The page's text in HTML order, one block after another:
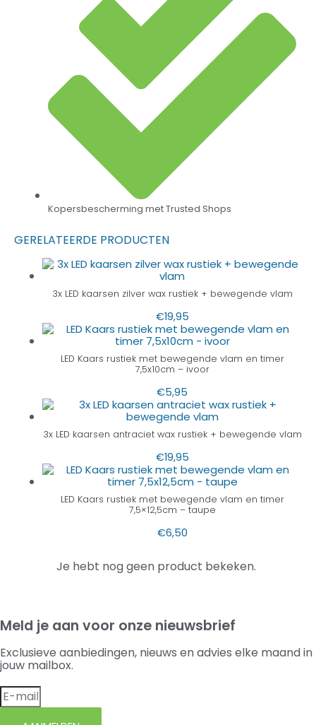
Kopersbescherming met Trusted Shops
GERELATEERDE PRODUCTEN
3x LED kaarsen zilver wax rustiek + bewegende vlam
€19,95
LED Kaars rustiek met bewegende vlam en timer
7,5x10cm – ivoor
€5,95
3x LED kaarsen antraciet wax rustiek + bewegende vlam
€19,95
LED Kaars rustiek met bewegende vlam en timer
7,5×12,5cm – taupe
€6,50
Je hebt nog geen product bekeken.
Meld je aan voor onze nieuwsbrief
Exclusieve aanbiedingen, nieuws en advies elke maand in
jouw mailbox.